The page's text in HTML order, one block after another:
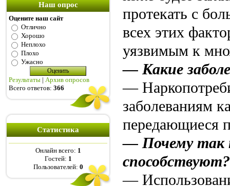
Наш опрос
Оцените наш сайт
Отлично
Хорошо
Неплохо
Плохо
Ужасно
Результаты | Архив опросов
Всего ответов: 366
Статистика
Онлайн всего: 1
Гостей: 1
Пользователей: 0
протекать с
всех этих
уязвимым к
— Какие
—
заболеваниям
передающиеся
— Почему так
способствуют?
—